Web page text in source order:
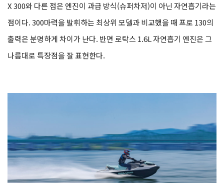
X 300와 다른 점은 엔진이 과급 방식(슈퍼차저)이 아닌 자연흡기라는
점이다. 300마력을 발휘하는 최상위 모델과 비교했을 때 프로 130의
출력은 분명하게 차이가 난다. 반면 로탁스 1.6L 자연흡기 엔진은 그
나름대로 특장점을 잘 표현한다.